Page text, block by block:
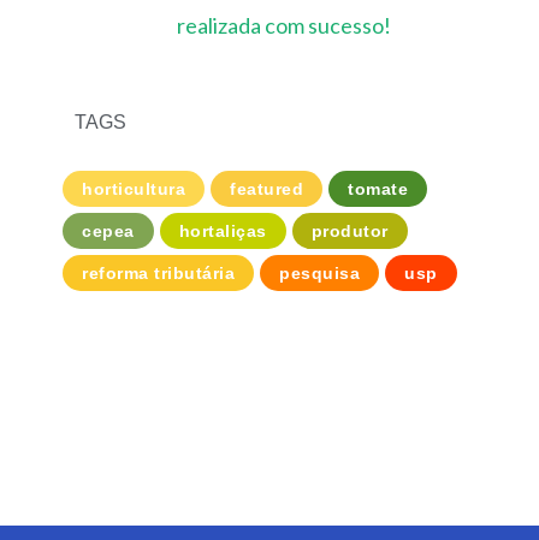
realizada com sucesso!
TAGS
horticultura featured tomate
cepea hortaliças produtor
reforma tributária pesquisa usp